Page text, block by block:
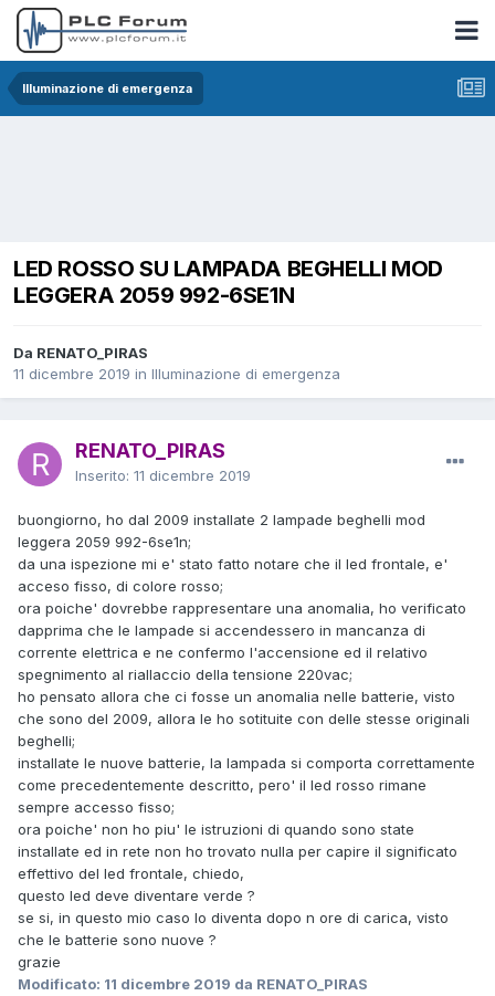
Illuminazione di emergenza
LED ROSSO SU LAMPADA BEGHELLI MOD
LEGGERA 2059 992-6SE1N
Da RENATO_PIRAS
11 dicembre 2019 in Illuminazione di emergenza
RENATO_PIRAS
Inserito: 11 dicembre 2019
buongiorno, ho dal 2009 installate 2 lampade beghelli mod
leggera 2059 992-6se1n;
da una ispezione mi e' stato fatto notare che il led frontale, e'
acceso fisso, di colore rosso;
ora poiche' dovrebbe rappresentare una anomalia, ho verificato
dapprima che le lampade si accendessero in mancanza di
corrente elettrica e ne confermo l'accensione ed il relativo
spegnimento al riallaccio della tensione 220vac;
ho pensato allora che ci fosse un anomalia nelle batterie, visto
che sono del 2009, allora le ho sotituite con delle stesse originali
beghelli;
installate le nuove batterie, la lampada si comporta correttamente
come precedentemente descritto, pero' il led rosso rimane
sempre accesso fisso;
ora poiche' non ho piu' le istruzioni di quando sono state
installate ed in rete non ho trovato nulla per capire il significato
effettivo del led frontale, chiedo,
questo led deve diventare verde ?
se si, in questo mio caso lo diventa dopo n ore di carica, visto
che le batterie sono nuove ?
grazie
Modificato: 11 dicembre 2019 da RENATO_PIRAS